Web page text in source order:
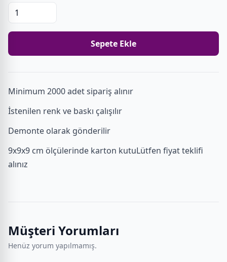
Sepete Ekle
Minimum 2000 adet sipariş alınır
İstenilen renk ve baskı çalışılır
Demonte olarak gönderilir
9x9x9 cm ölçülerinde karton kutuLütfen fiyat teklifi
alınız
Müşteri Yorumları
Henüz yorum yapılmamış.